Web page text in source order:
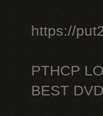
https://
PTHCP
BEST